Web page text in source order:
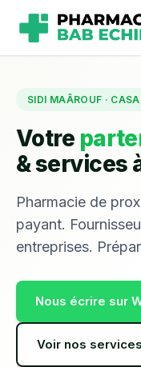
SIDI MAÂROUF ·
Votre
& services
Pharmacie de
payant.
entreprises.
Nous écrire sur
Voir nos